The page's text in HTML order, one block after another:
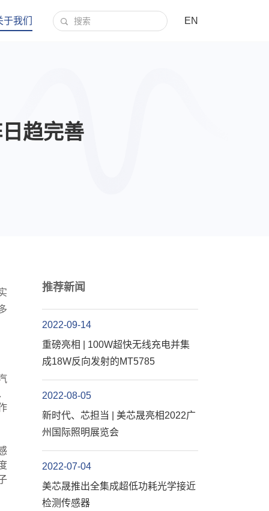
于我们 EN
趋完善
推荐新闻
2022-09-14
重磅亮相 | 100W超快无线充电并集
成18W反向发射的MT5785
2022-08-05
新时代、芯担当 | 美芯晟亮相2022广
州国际照明展览会
2022-07-04
美芯晟推出全集成超低功耗光学接近
检测传感器